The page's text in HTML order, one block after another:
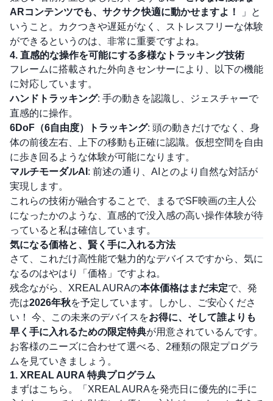
ARコンテンツでも、サクサク快適に動かせますよ！
」と
いうこと。カクつきや遅延がなく、ストレスフリーな体験
ができるというのは、非常に重要ですよね。
4. 直感的な操作を可能にする多様なトラッキング技術
フレームに搭載された外向きセンサーにより、以下の機能
に対応しています。
ハンドトラッキング: 手の動きを認識し、ジェスチャーで
直感的に操作。
6DoF（6自由度）トラッキング: 頭の動きだけでなく、身
体の前後左右、上下の移動も正確に認識。仮想空間を自由
に歩き回るような体験が可能になります。
マルチモーダルAI : 前述の通り、AIとのより自然な対話が
実現します。
これらの技術が融合することで、まるでSF映画の主人公
になったかのような、直感的で没入感の高い操作体験が待
っていると私は確信しています。
気になる価格と、賢く手に入れる方法
さて、これだけ高性能で魅力的なデバイスですから、気に
なるのはやはり「価格」ですよね。
残念ながら、XREAL AURAの本体価格はまだ未定で、発
売は2026年秋を予定しています。しかし、ご安心くださ
い！ 今、この未来のデバイスをお得に、そして誰よりも
早く手に入れるための限定特典が用意されているんです。
お客様のニーズに合わせて選べる、2種類の限定プログラ
ムを見ていきましょう。
1. XREAL AURA 特典プログラム
まずはこちら。「XREAL AURAを発売日に優先的に手に